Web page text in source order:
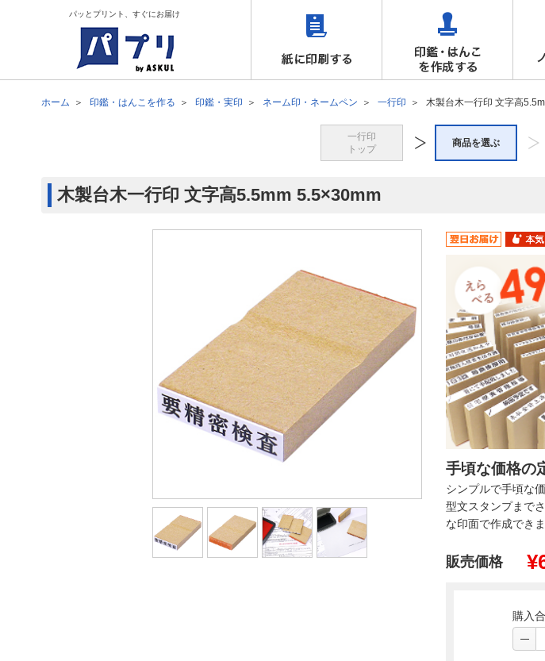
パッとプリント、すぐにお届け
ホーム 印鑑・はんこを作る 印鑑・実印 ネーム印・ネームペン 一行印 木製台木一行印 文字高
一行印
トップ
商品を選ぶ
木製台木一行印 文字高5.5mm 5.5×30mm
手頃な価格の
シンプルで手頃な
型文スタンプまで
な印面で作成でき
販売価格 ¥
購入